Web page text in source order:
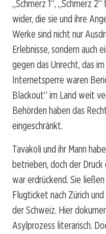
„Schmerz 1“, „Schmerz
wider, die sie und ihre
Werke sind nicht nur
Erlebnisse, sondern auch
gegen das Unrecht, das
Internetsperre waren
Blackout“ im Land weit
Behörden haben das
eingeschränkt.
Tavakoli und ihr Mann
betrieben, doch der Druck
war erdrückend. Sie
Flugticket nach Zürich
der Schweiz. Hier
Asylprozess literarisch.